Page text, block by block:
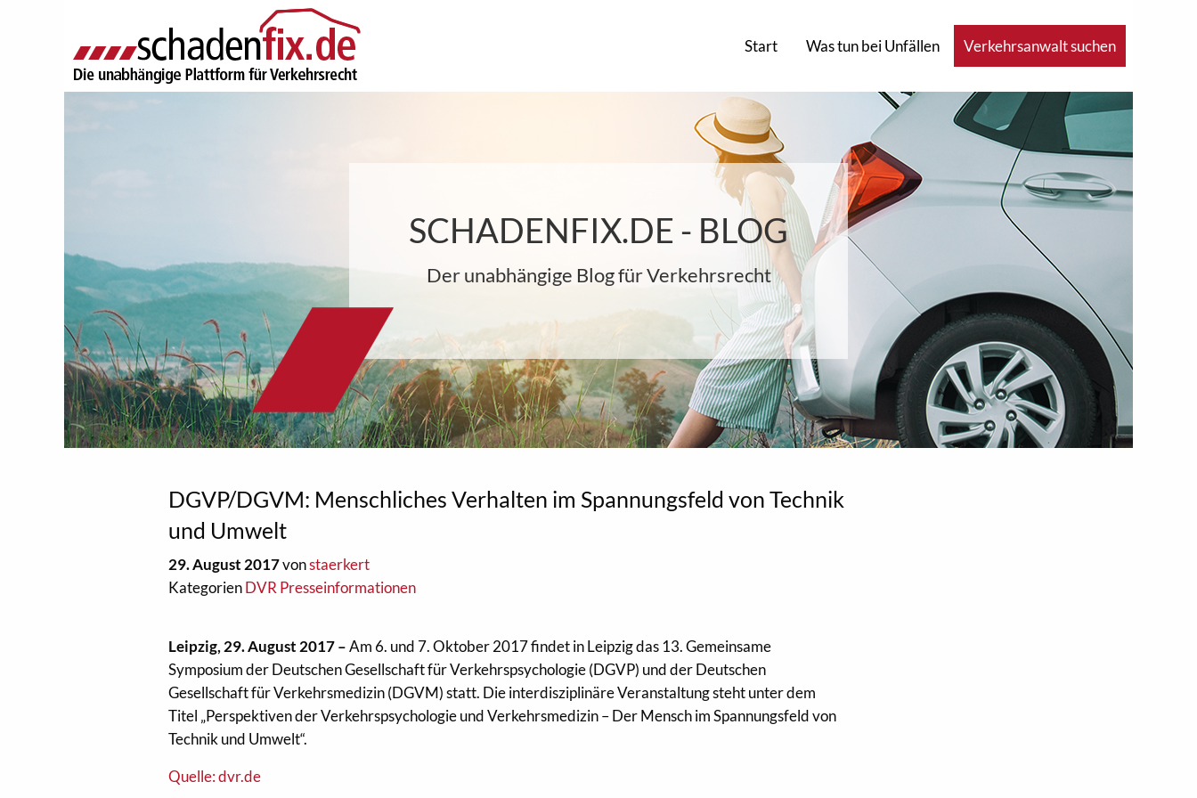
Start Was tun bei Unfällen Verkehrsanwalt suchen
SCHADENFIX.DE - BLOG
Der unabhängige Blog für Verkehrsrecht
DGVP/DGVM: Menschliches Verhalten im Spannungsfeld von Technik
und Umwelt
29. August 2017vonstaerkert
KategorienDVR Presseinformationen
Leipzig, 29. August 2017 –Am 6. und 7. Oktober 2017 findet in Leipzig das 13. Gemeinsame
Symposium der Deutschen Gesellschaft für Verkehrspsychologie (DGVP) und der Deutschen
Gesellschaft für Verkehrsmedizin (DGVM) statt. Die interdisziplinäre Veranstaltung steht unter dem
Titel „Perspektiven der Verkehrspsychologie und Verkehrsmedizin – Der Mensch im Spannungsfeld von
Technik und Umwelt“.
Quelle: dvr.de